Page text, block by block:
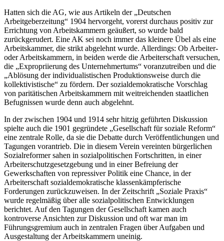
Hatten sich die AG, wie aus Artikeln der „Deutschen
Arbeitgeberzeitung“ 1904 hervorgeht, vorerst durchaus positiv zur
Errichtung von Arbeitskammern geäußert, so wurde bald
zurückgerudert. Eine AK sei noch immer das kleinere Übel als eine
Arbeitskammer, die strikt abgelehnt wurde. Allerdings: Ob Arbeiter-
oder Arbeitskammern, in beiden werde die Arbeiterschaft versuchen,
die „Expropriierung des Unternehmertums“ voranzutreiben und die
„Ablösung der individualistischen Produktionsweise durch die
kollektivistische“ zu fördern. Der sozialdemokratische Vorschlag
von paritätischen Arbeitskammern mit weitreichenden staatlichen
Befugnissen wurde denn auch abgelehnt.
In der zwischen 1904 und 1914 sehr hitzig geführten Diskussion
spielte auch die 1901 gegründete „Gesellschaft für soziale Reform“
eine zentrale Rolle, da sie die Debatte durch Veröffentlichungen und
Tagungen vorantrieb. Die in diesem Verein vereinten bürgerlichen
Sozialreformer sahen in sozialpolitischen Fortschritten, in einer
Arbeiterschutzgesetzgebung und in einer Befreiung der
Gewerkschaften von repressiver Politik eine Chance, in der
Arbeiterschaft sozialdemokratische klassenkämpferische
Forderungen zurückzuweisen. In der Zeitschrift „Soziale Praxis“
wurde regelmäßig über alle sozialpolitischen Entwicklungen
berichtet. Auf den Tagungen der Gesellschaft kamen auch
kontroverse Ansichten zur Diskussion und oft war man im
Führungsgremium auch in zentralen Fragen über Aufgaben und
Ausgestaltung der Arbeitskammern uneinig.